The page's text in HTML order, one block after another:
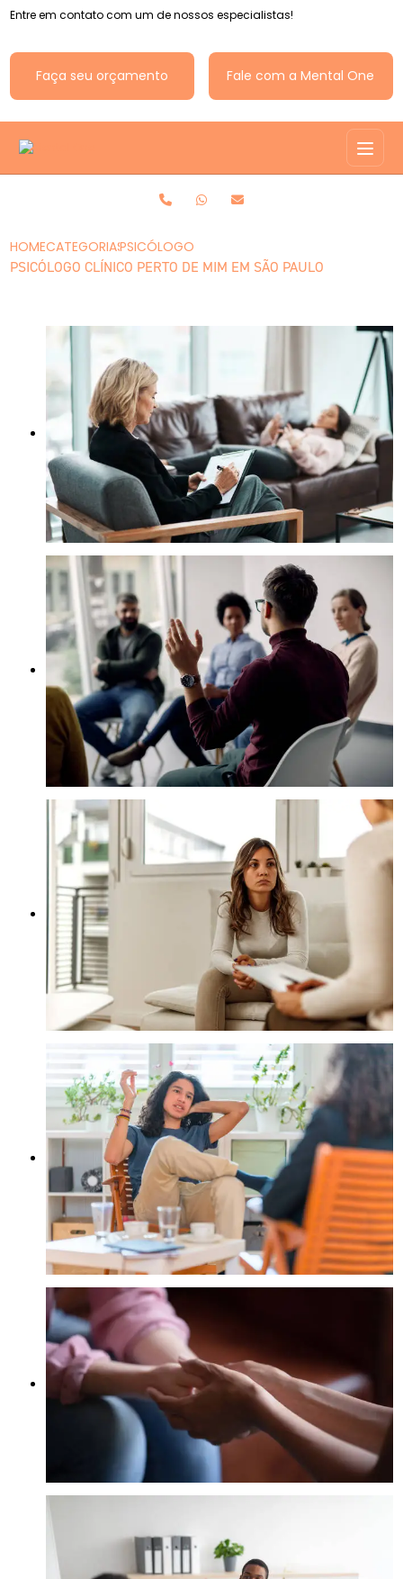
Entre em contato com um de nossos especialistas!
Faça seu orçamento Fale com a Mental One
HOMECATEGORIASPSICÓLOGO CLÍNICO PERTO DE MIM EM SÃO
PSICÓLOGO CLÍNICO PERTO DE MIM EM SÃO PAULO